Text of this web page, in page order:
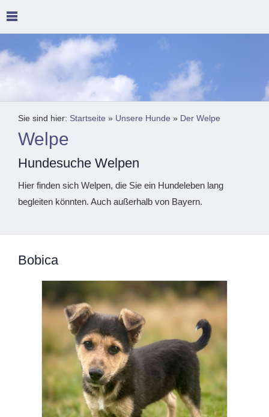
Sie sind hier: Startseite » Unsere Hunde » Der Welpe
Welpe
Hundesuche Welpen
Hier finden sich Welpen, die Sie ein Hundeleben lang
begleiten könnten. Auch außerhalb von Bayern.
Bobica